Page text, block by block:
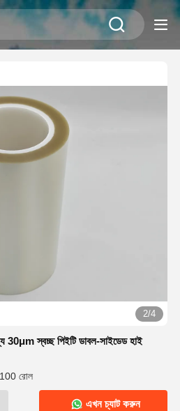
2/4
30μm স্বচ্ছ পিইটি ডাবল-সাইডেড হাই
রোল
এখন চ্যাট করুন